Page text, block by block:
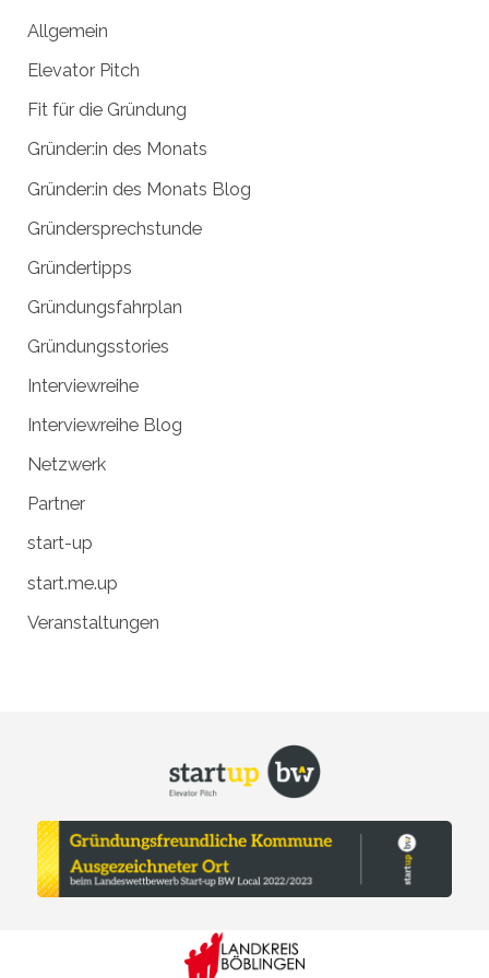
c
h
:
i
v
Allgemein
Elevator Pitch
Fit für die Gründung
Gründer:in des Monats
Gründer:in des Monats Blog
Gründersprechstunde
Gründertipps
Gründungsfahrplan
Gründungsstories
Interviewreihe
Interviewreihe Blog
Netzwerk
Partner
start-up
start.me.up
Veranstaltungen